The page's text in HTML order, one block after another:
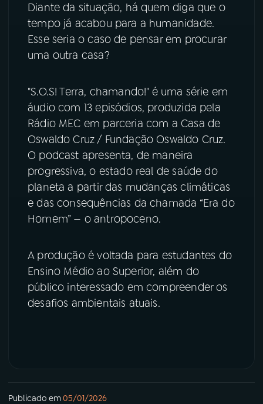
Instagram X
TikTok
Diante da situação, há quem diga que o
tempo já acabou para a humanidade.
Esse seria o caso de pensar em procurar
uma outra casa?
"S.O.S! Terra, chamando!" é uma série em
áudio com 13 episódios, produzida pela
Rádio MEC em parceria com a Casa de
Oswaldo Cruz / Fundação Oswaldo Cruz.
O podcast apresenta, de maneira
progressiva, o estado real de saúde do
planeta a partir das mudanças climáticas
e das consequências da chamada “Era do
Homem” — o antropoceno.
A produção é voltada para estudantes do
Ensino Médio ao Superior, além do
público interessado em compreender os
desafios ambientais atuais.
Publicado em05/01/2026